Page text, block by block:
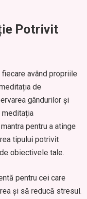
Potrivit
având propriile
de
gândurilor și
meditația
pentru a atinge
tipului potrivit
obiectivele tale.
pentru cei care
și să reducă stresul.